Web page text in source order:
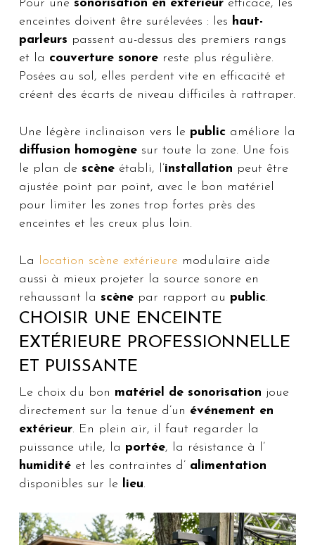
Pour une sonorisation en extérieurefficace, les
enceintes doivent être surélevées : les haut-
parleurs passent au-dessus des premiers rangs
et la couverture sonorereste plus régulière.
Posées au sol, elles perdent vite en efficacité et
créent des écarts de niveau difficiles à rattraper.
Une légère inclinaison vers le publicaméliore la
diffusion homogènesur toute la zone. Une fois
le plan de scèneétabli, l’installation peut être
ajustée point par point, avec le bon matériel
pour limiter les zones trop fortes près des
enceintes et les creux plus loin.
La location scène extérieure modulaire aide
aussi à mieux projeter la source sonore en
rehaussant la scènepar rapport au public.
CHOISIR UNE ENCEINTE
EXTÉRIEURE PROFESSIONNELLE
ET PUISSANTE
Le choix du bon matériel de sonorisation joue
directement sur la tenue d’un événement en
extérieur. En plein air, il faut regarder la
puissance utile, la portée, la résistance à l’
humiditéet les contraintes d’ alimentation
disponibles sur le lieu.